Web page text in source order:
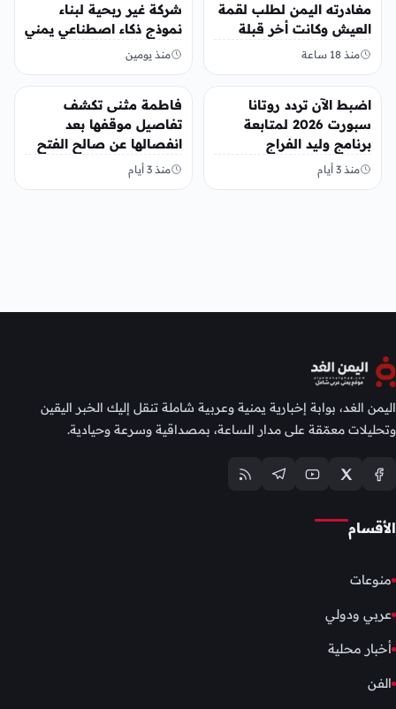
مغادرته اليمن لطلب لقمة
العيش وكانت أخر قبلة
يقدمها لإبنته
منذ 18 ساعة
شركة غير ربحية لبناء
نموذج ذكاء اصطناعي يمني
منذ يومين
منوعات
اضبط الآن تردد روتانا
سبورت 2026 لمتابعة
برنامج وليد الفراج
منذ 3 أيام
منوعات
فاطمة مثنى تكشف
تفاصيل موقفها بعد
انفصالها عن صالح الفتح
منذ 3 أيام
اليمن الغد، بوابة إخبارية يمنية وعربية شاملة تنقل إليك الخبر اليقين
وتحليلات معمّقة على مدار الساعة، بمصداقية وسرعة وحيادية.
الأقسام
منوعات
عربي ودولي
أخبار محلية
الفن